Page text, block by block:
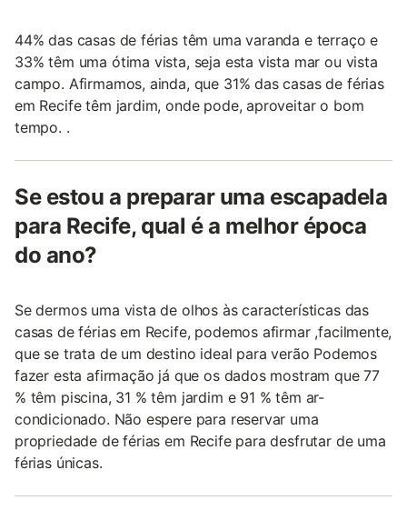
44% das casas de férias têm uma varanda e terraço e
33% têm uma ótima vista, seja esta vista mar ou vista
campo. Afirmamos, ainda, que 31% das casas de férias
em Recife têm jardim, onde pode, aproveitar o bom
tempo. .
Se estou a preparar uma escapadela
para Recife, qual é a melhor época
do ano?
Se dermos uma vista de olhos às características das
casas de férias em Recife, podemos afirmar ,facilmente,
que se trata de um destino ideal para verão Podemos
fazer esta afirmação já que os dados mostram que 77
% têm piscina, 31 % têm jardim e 91 % têm ar-
condicionado. Não espere para reservar uma
propriedade de férias em Recife para desfrutar de uma
férias únicas.